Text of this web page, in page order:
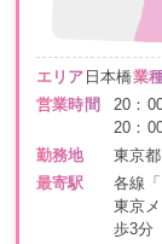
エリア 日本橋業
営業時間
20：
20：
勤務地
東京
最寄駅
各線
東京
歩3分